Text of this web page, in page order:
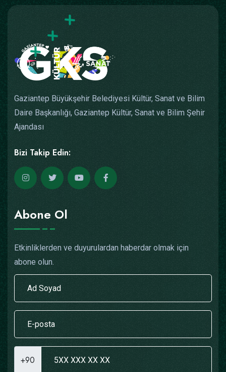
Gaziantep Büyükşehir Belediyesi Kültür, Sanat ve Bilim
Daire Başkanlığı, Gaziantep Kültür, Sanat ve Bilim Şehir
Ajandası
Bizi Takip Edin:
Abone Ol
Etkinliklerden ve duyurulardan haberdar olmak için
abone olun.
+90